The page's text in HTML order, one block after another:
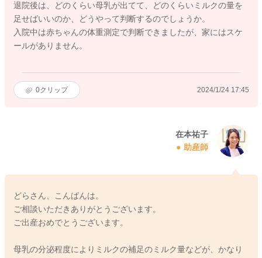
退院後は、どのくらい母乳が出てて、どのくらいミルクの量を
足せばいいのか、どうやって判断するのでしょうか。
入院中は赤ちゃんの体重測定で判断できましたが、家にはスケ
ールがありません。
0クリップ 2024/1/24 17:45
在本祐子
助産師
どらさん、こんばんは。
ご相談いただきありがとうございます。
ご出産おめでとうございます。
母乳の分泌程度によりミルクの補足のミルク量などが、かなり